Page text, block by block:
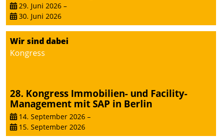
29. Juni 2026 –
30. Juni 2026
Wir sind dabei
Kongress
28. Kongress Immobilien- und Facility-
Management mit SAP in Berlin
14. September 2026 –
15. September 2026